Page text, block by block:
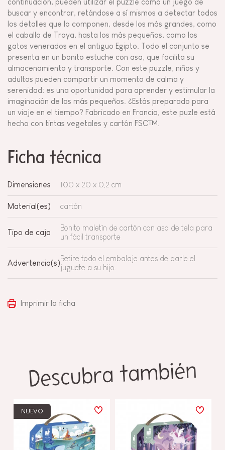
buscar y encontrar, retándose a sí mismos a detectar todos
los detalles que lo componen, desde los más grandes, como
el caballo de Troya, hasta los más pequeños, como los
gatos venerados en el antiguo Egipto. Todo el conjunto se
presenta en un bonito estuche con asa, que facilita su
almacenamiento y transporte. Con este puzzle, niños y
adultos pueden compartir un momento de calma y
serenidad: es una oportunidad para aprender y estimular la
imaginación de los más pequeños. ¿Estás preparado para
un viaje en el tiempo? Fabricado en Francia, este puzle está
hecho con tintas vegetales y cartón FSC™.
Ficha técnica
Dimensiones 100 x 20 x 0,2 cm
Material(es) cartón
Tipo de caja
Bonito maletín de cartón con asa de tela para
un fácil transporte
Advertencia(s)
Retire todo el embalaje antes de darle el
juguete a su hijo.
Imprimir la ficha
Descubra también
NUEVO